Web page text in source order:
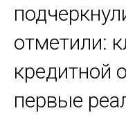
отметили:
кредитной
первые